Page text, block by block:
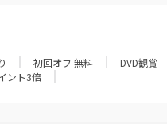
初回オフ 無料 DVD観賞
ント3倍